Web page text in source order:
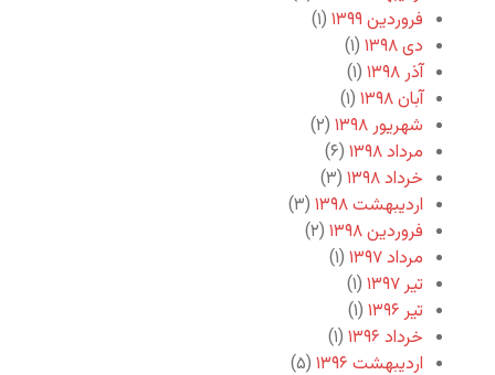
فروردین ۱۳۹۹
(۱)
دی ۱۳۹۸
(۱)
آذر ۱۳۹۸
(۱)
آبان ۱۳۹۸
(۱)
شهریور ۱۳۹۸
(۲)
مرداد ۱۳۹۸
(۶)
خرداد ۱۳۹۸
(۳)
اردیبهشت ۱۳۹۸
(۳)
فروردین ۱۳۹۸
(۲)
مرداد ۱۳۹۷
(۱)
تیر ۱۳۹۷
(۱)
تیر ۱۳۹۶
(۱)
خرداد ۱۳۹۶
(۱)
اردیبهشت ۱۳۹۶
(۵)